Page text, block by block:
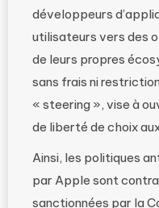
développeurs
utilisateurs vers des
de leurs propres
sans frais ni
« steering », vise à
de liberté de choix
Ainsi, les politiques
par Apple sont
sanctionnées par la